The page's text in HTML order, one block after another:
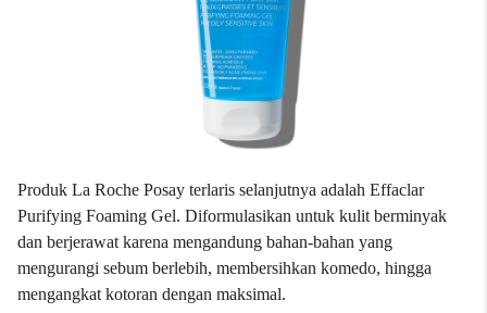
Produk La Roche Posay terlaris selanjutnya adalah Effaclar
Purifying Foaming Gel. Diformulasikan untuk kulit berminyak
dan berjerawat karena mengandung bahan-bahan yang
mengurangi sebum berlebih, membersihkan komedo, hingga
mengangkat kotoran dengan maksimal.